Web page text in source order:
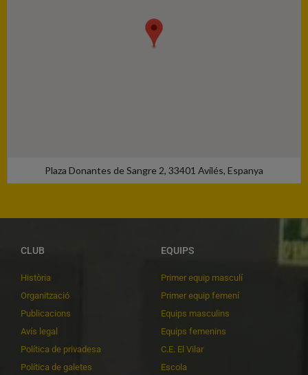
Plaza Donantes de Sangre 2, 33401 Avilés, Espanya
CLUB
Història
Organització
Publicacions
Avís legal
Política de privadesa
Política de galetes
EQUIPS
Primer equip masculí
Primer equip femení
Equips masculins
Equips femenins
C.E. El Vilar
Escola